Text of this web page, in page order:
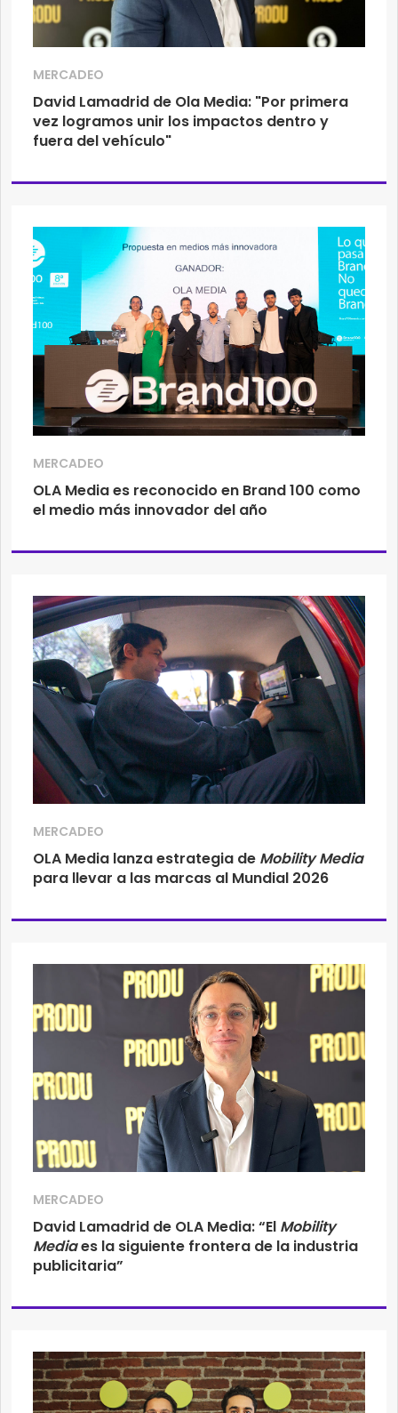
MERCADEO
David Lamadrid de Ola Media: "Por primera
vez logramos unir los impactos dentro y
fuera del vehículo"
MERCADEO
OLA Media es reconocido en Brand 100 como
el medio más innovador del año
MERCADEO
OLA Media lanza estrategia de Mobility Media
para llevar a las marcas al Mundial 2026
MERCADEO
David Lamadrid de OLA Media: “El Mobility
Mediaes la siguiente frontera de la industria
publicitaria”